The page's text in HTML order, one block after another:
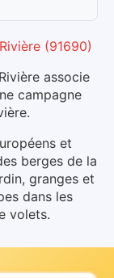
(91690)
associe
campagne
et
berges de la
granges et
dans les
volets.